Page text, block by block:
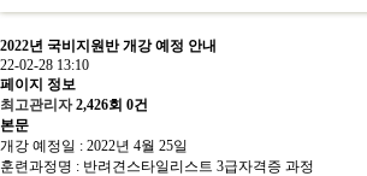
2022년 국비지원반 개강 예정 안내
22-02-28 13:10
페이지 정보
최고관리자 2,426회 0건
본문
개강 예정일 : 2022년 4월 25일
훈련과정명 : 반려견스타일리스트 3급자격증 과정